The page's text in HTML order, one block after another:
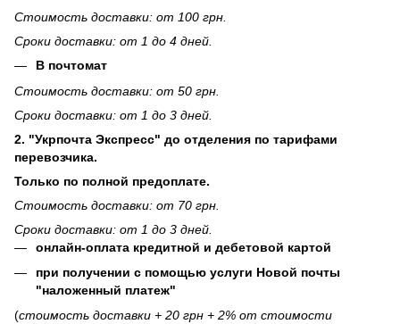
Стоимость доставки: от 100 грн.
Сроки доставки: от 1 до 4 дней.
В почтомат
Стоимость доставки: от 50 грн.
Сроки доставки: от 1 до 3 дней.
2. "Укрпочта Экспресс" до отделения по тарифами
перевозчика.
Только по полной предоплате.
Стоимость доставки: от 70 грн.
Сроки доставки: от 1 до 3 дней.
онлайн-оплата кредитной и дебетовой картой
при получении с помощью услуги Новой почты
"наложенный платеж"
(стоимость доставки + 20 грн + 2% от стоимости